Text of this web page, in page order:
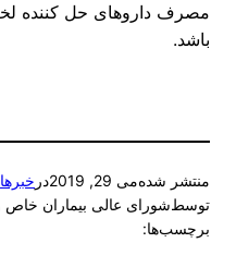
مصرف داروهای حل کننده
باشد.
منتشر شدهمی 29, 2019 در خبرها
توسطشورای عالی بیماران خاص
برچسب‌ها: